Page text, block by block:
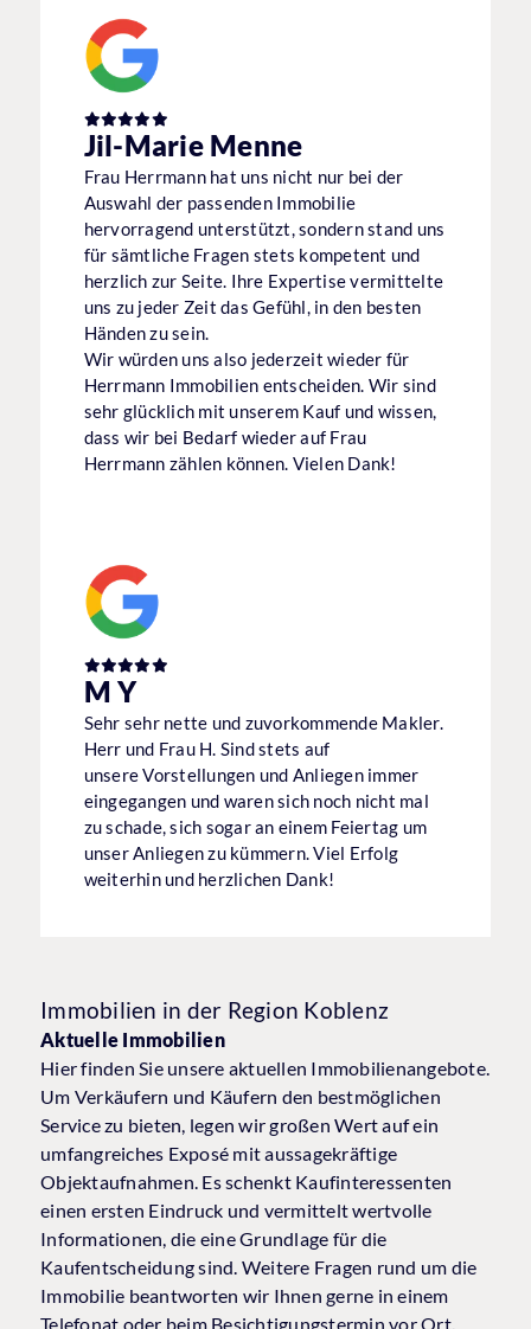
Jil-Marie Menne
Frau Herrmann hat uns nicht nur bei der
Auswahl der passenden Immobilie
hervorragend unterstützt, sondern stand uns
für sämtliche Fragen stets kompetent und
herzlich zur Seite. Ihre Expertise vermittelte
uns zu jeder Zeit das Gefühl, in den besten
Händen zu sein.
Wir würden uns also jederzeit wieder für
Herrmann Immobilien entscheiden. Wir sind
sehr glücklich mit unserem Kauf und wissen,
dass wir bei Bedarf wieder auf Frau
Herrmann zählen können. Vielen Dank!
M Y
Sehr sehr nette und zuvorkommende Makler.
Herr und Frau H. Sind stets auf
unsere Vorstellungen und Anliegen immer
eingegangen und waren sich noch nicht mal
zu schade, sich sogar an einem Feiertag um
unser Anliegen zu kümmern. Viel Erfolg
weiterhin und herzlichen Dank!
Immobilien in der Region Koblenz
Aktuelle Immobilien
Hier finden Sie unsere aktuellen Immobilienangebote.
Um Verkäufern und Käufern den bestmöglichen
Service zu bieten, legen wir großen Wert auf ein
umfangreiches Exposé mit aussagekräftige
Objektaufnahmen. Es schenkt Kaufinteressenten
einen ersten Eindruck und vermittelt wertvolle
Informationen, die eine Grundlage für die
Kaufentscheidung sind. Weitere Fragen rund um die
Immobilie beantworten wir Ihnen gerne in einem
Telefonat oder beim Besichtigungstermin vor Ort.